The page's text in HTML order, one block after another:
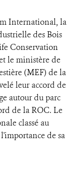
International, la
des Bois
Conservation
le ministère de
(MEF) de la
leur accord de
autour du parc
de la ROC. Le
classé au
de sa